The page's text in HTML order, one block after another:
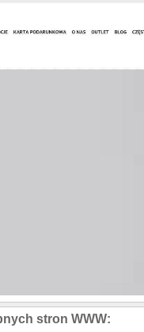
stron WWW: